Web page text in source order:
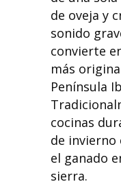
de oveja y
sonido
convierte
más
Península
cocinas
de invierno
el ganado
sierra.